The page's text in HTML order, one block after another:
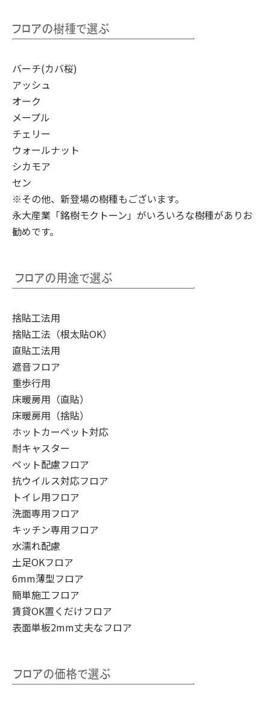
バーチ(カバ桜)
アッシュ
オーク
メープル
チェリー
ウォールナット
シカモア
セン
※その他、新登場の樹種もございます。
永大産業「銘樹モクトーン」 がいろいろな樹種がありお
勧めです。
捨貼工法用
捨貼工法（根太貼OK）
直貼工法用
遮音フロア
重歩行用
床暖房用（直貼）
床暖房用（捨貼）
ホットカーペット対応
耐キャスター
ペット配慮フロア
抗ウイルス対応フロア
トイレ用フロア
洗面専用フロア
キッチン専用フロア
水濡れ配慮
土足OKフロア
6mm薄型フロア
簡単施工フロア
賃貸OK置くだけフロア
表面単板2mm丈夫なフロア